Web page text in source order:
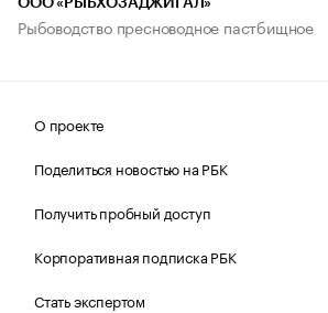
ООО «РЫБХОЗАДЖИГАЛ»
Рыбоводство пресноводное пастбищное
О проекте
Поделиться новостью на РБК
Получить пробный доступ
Корпоративная подписка РБК
Стать экспертом